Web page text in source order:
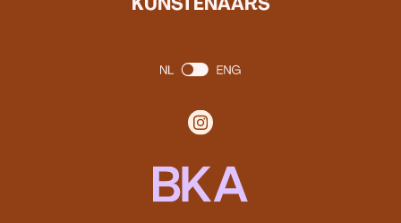
krachtige en onvoorspelbare gang. De foto’s
waar je precies naar kijkt. Ze vragen om de inzet
van je eigen verbeelding.
Je kunt de werken zien als ‘incantaties’, als
bewerkstelligen. De titel is afgeleid van een
muziekstuk van de componist Simeon ten Holt,